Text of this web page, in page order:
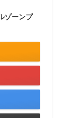
ゾーンプ